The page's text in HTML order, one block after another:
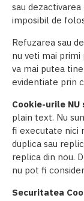
sau
imposibil de
Refuzarea sau
nu veti mai primi
va mai putea
evidentiate prin
Cookie-urile
plain text. Nu
fi executate nici
duplica sau
replica din nou.
nu pot fi
Securitatea